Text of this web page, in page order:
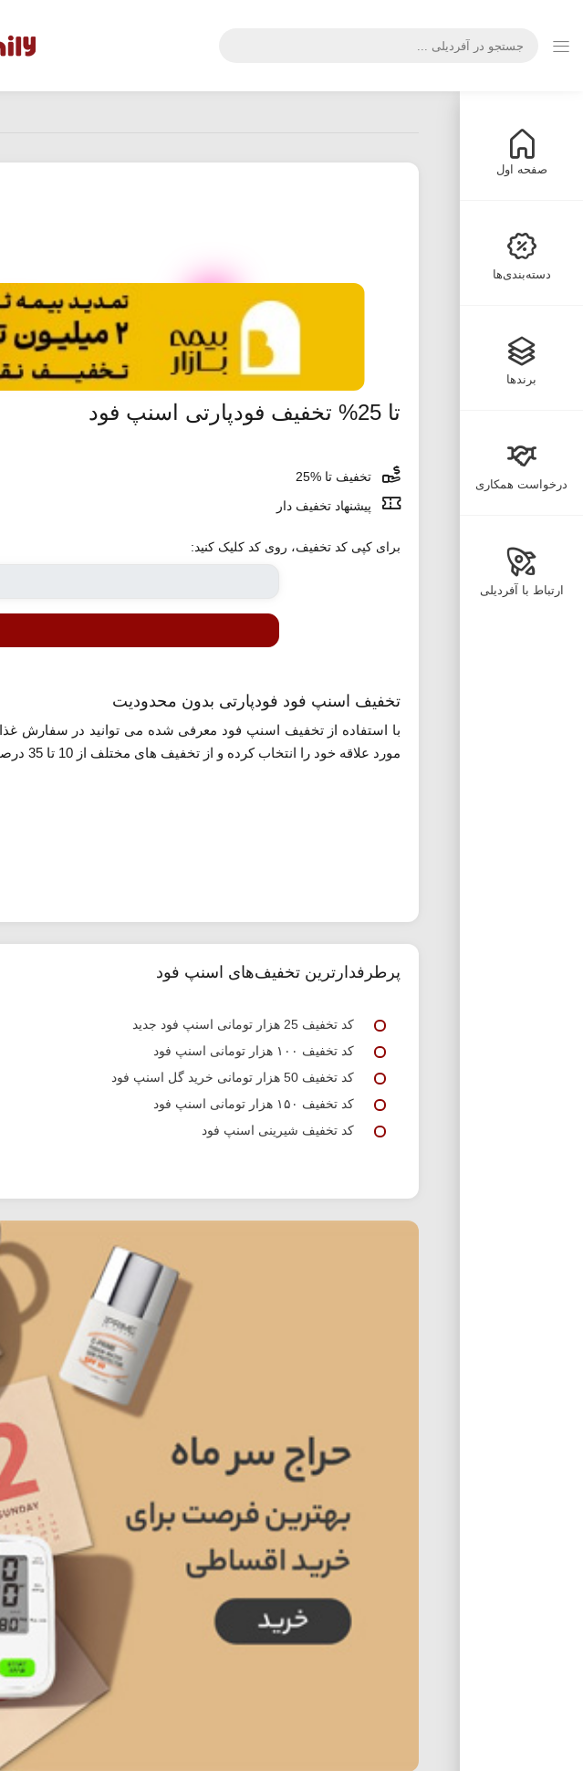
صفحه اول
دسته‌بندی‌ها
برندها
درخواست همکاری
ارتباط با آفردیلی
تا 25% تخفیف فودپارتی اسنپ فود
تخفیف تا %25
پیشنهاد تخفیف دار
برای کپی کد تخفیف، روی کد کلیک کنید:
تخفیف اسنپ فود فودپارتی بدون محدودیت
مورد علاقه خود را انتخاب کرده و از تخفیف های مختلف از 10 تا 35 درصد به هنگام سفارش استفاده کنید. این پیشنهاد برای تمام کاربران قابل استفاده می باشد.
پرطرفدارترین تخفیف‌های اسنپ فود
کد تخفیف 25 هزار تومانی اسنپ فود جدید
کد تخفیف ۱۰۰ هزار تومانی اسنپ فود
کد تخفیف 50 هزار تومانی خرید گل اسنپ فود
کد تخفیف ۱۵۰ هزار تومانی اسنپ فود
کد تخفیف شیرینی اسنپ فود